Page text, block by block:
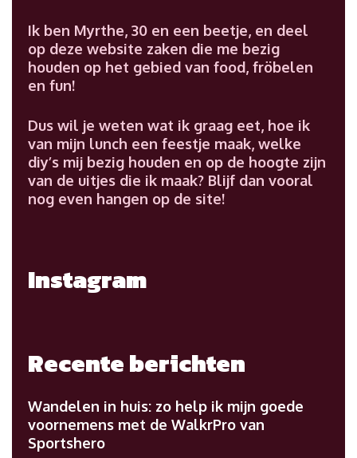
Ik ben Myrthe, 30 en een beetje, en deel
op deze website zaken die me bezig
houden op het gebied van food, fröbelen
en fun!
Dus wil je weten wat ik graag eet, hoe ik
van mijn lunch een feestje maak, welke
diy’s mij bezig houden en op de hoogte zijn
van de uitjes die ik maak? Blijf dan vooral
nog even hangen op de site!
Instagram
Recente berichten
Wandelen in huis: zo help ik mijn goede
voornemens met de WalkrPro van
Sportshero